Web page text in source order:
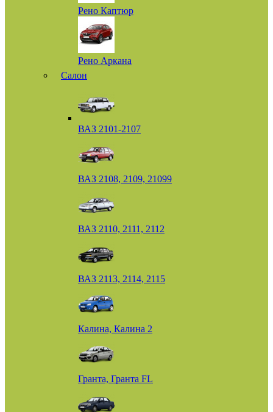
Рено Каптюр
Рено Аркана
Салон
ВАЗ 2101-2107
ВАЗ 2108, 2109, 21099
ВАЗ 2110, 2111, 2112
ВАЗ 2113, 2114, 2115
Калина, Калина 2
Гранта, Гранта FL